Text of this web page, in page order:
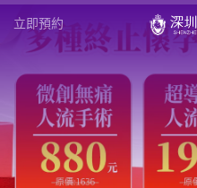
立即預約